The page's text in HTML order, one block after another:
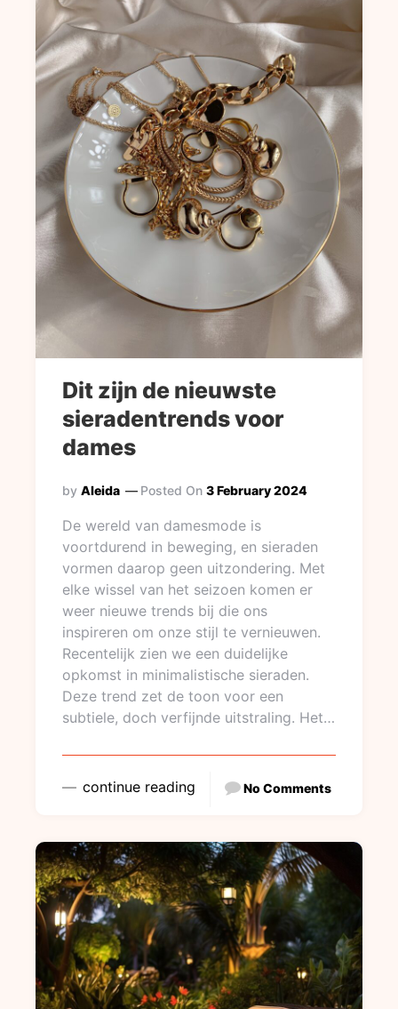
Dit zijn de nieuwste
sieradentrends voor
dames
by Aleida Posted On 3 February 2024
De wereld van damesmode is
voortdurend in beweging, en sieraden
vormen daarop geen uitzondering. Met
elke wissel van het seizoen komen er
weer nieuwe trends bij die ons
inspireren om onze stijl te vernieuwen.
Recentelijk zien we een duidelijke
opkomst in minimalistische sieraden.
Deze trend zet de toon voor een
subtiele, doch verfijnde uitstraling. Het…
continue reading No Comments